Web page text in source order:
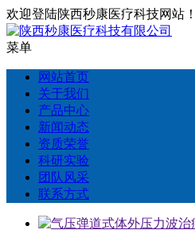
欢迎登陆陕西秒康医疗科技网站！
菜单
网站首页
关于我们
产品中心
新闻动态
资质荣誉
科研实验
团队风采
联系方式